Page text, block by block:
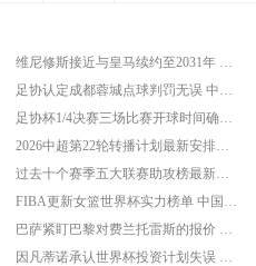
维尼修斯接近与皇马续约至2031年 球员获得涨薪
足协认定成都蓉城点球判罚无误 中超争冠走势未受扰动
足协杯1/4决赛三场比赛开球时间确定 四强争夺战9月1日开打
2026中超第22轮转播计划最新安排一览 央视频道共转播三场
过去十个赛季五大联赛助攻榜最新排行一览 穆勒113次霸榜
FIBA更新女篮世界杯实力榜单 中国女篮暂居第六
巴萨紧盯巴黎对费兰托雷斯的报价 巴萨无意主动出售费兰
因凡蒂诺承认世界杯投资计划失误 主席位置这回真的悬了